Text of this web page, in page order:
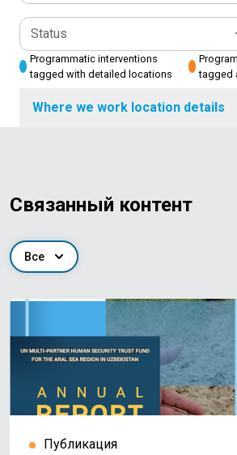
Status
Programmatic interventions
tagged with detailed locations
tagged
Where we work location details
Связанный контент
Все
Публикация